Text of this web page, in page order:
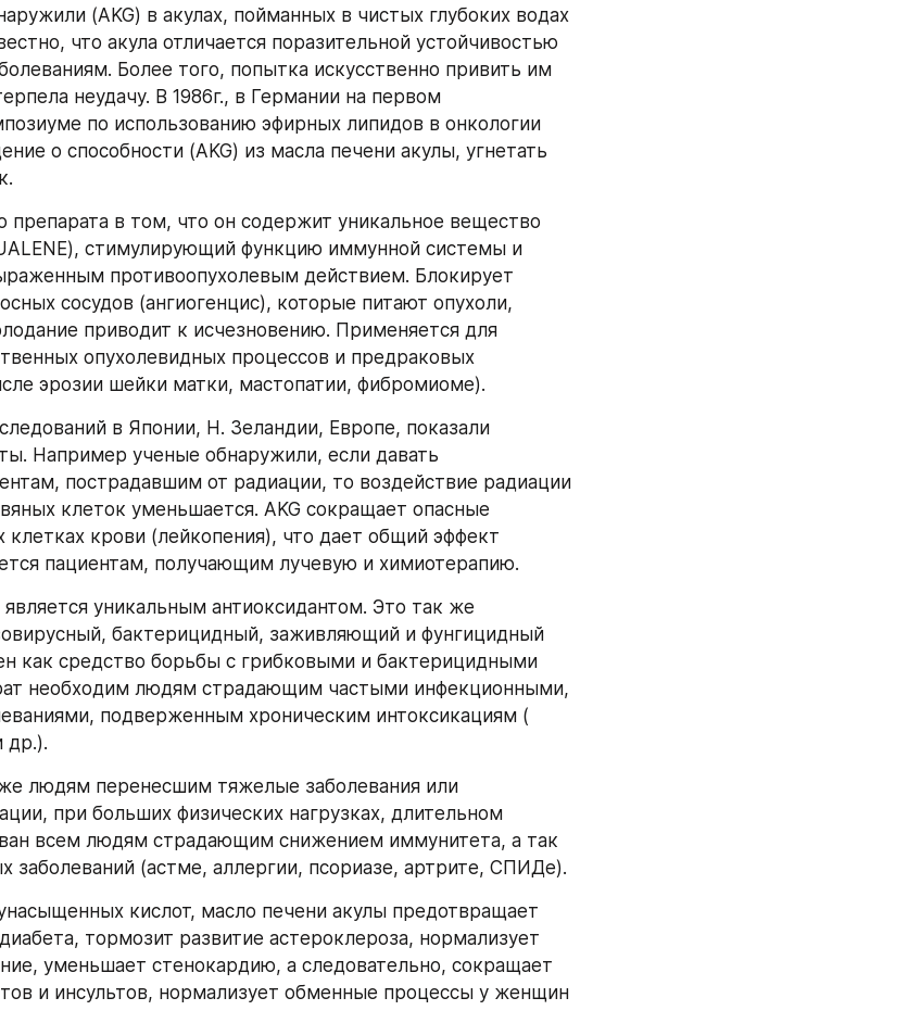
(AKG) в акулах, пойманных в чистых глубоких водах
что акула отличается поразительной устойчивостью
Более того, попытка искусственно привить им
неудачу. В 1986г., в Германии на первом
по использованию эфирных липидов в онкологии
о способности (AKG) из масла печени акулы, угнетать
препарата в том, что он содержит уникальное вещество
стимулирующий функцию иммунной системы и
противоопухолевым действием. Блокирует
сосудов (ангиогенцис), которые питают опухоли,
приводит к исчезновению. Применяется для
опухолевидных процессов и предраковых
эрозии шейки матки, мастопатии, фибромиоме).
в Японии, Н. Зеландии, Европе, показали
Например ученые обнаружили, если давать
пострадавшим от радиации, то воздействие радиации
клеток уменьшается. AKG сокращает опасные
клетках крови (лейкопения), что дает общий эффект
пациентам, получающим лучевую и химиотерапию.
является уникальным антиоксидантом. Это так же
бактерицидный, заживляющий и фунгицидный
как средство борьбы с грибковыми и бактерицидными
необходим людям страдающим частыми инфекционными,
подверженным хроническим интоксикациям (
др.).
людям перенесшим тяжелые заболевания или
при больших физических нагрузках, длительном
всем людям страдающим снижением иммунитета, а так
заболеваний (астме, аллергии, псориазе, артрите, СПИДе).
кислот, масло печени акулы предотвращает
тормозит развитие астероклероза, нормализует
уменьшает стенокардию, а следовательно, сокращает
и инсультов, нормализует обменные процессы у женщин